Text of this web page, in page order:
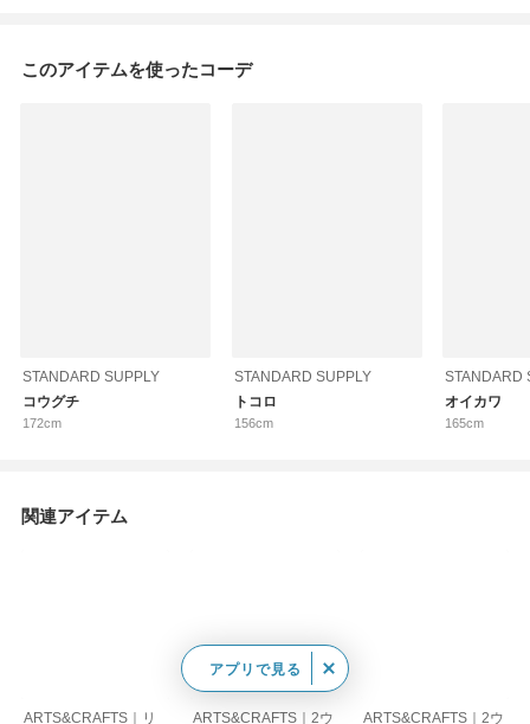
このアイテムを使ったコーデ
STANDARD SUPPLY
コウグチ
172cm
STANDARD SUPPLY
トコロ
156cm
STANDARD
オイカワ
165cm
関連アイテム
ARTS&CRAFTS｜リ ARTS&CRAFTS｜2ウ ARTS&CRAFTS｜2ウ
アプリで見る